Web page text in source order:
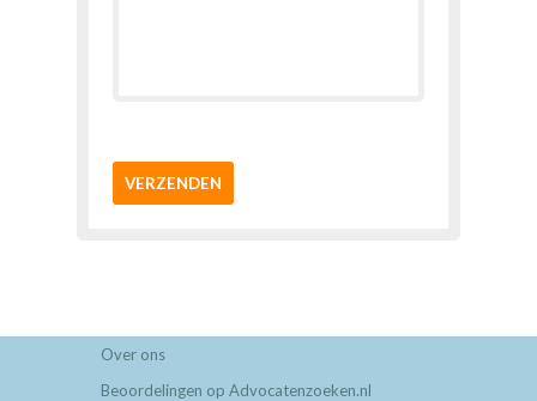
VERZENDEN
Over ons
Beoordelingen op Advocatenzoeken.nl